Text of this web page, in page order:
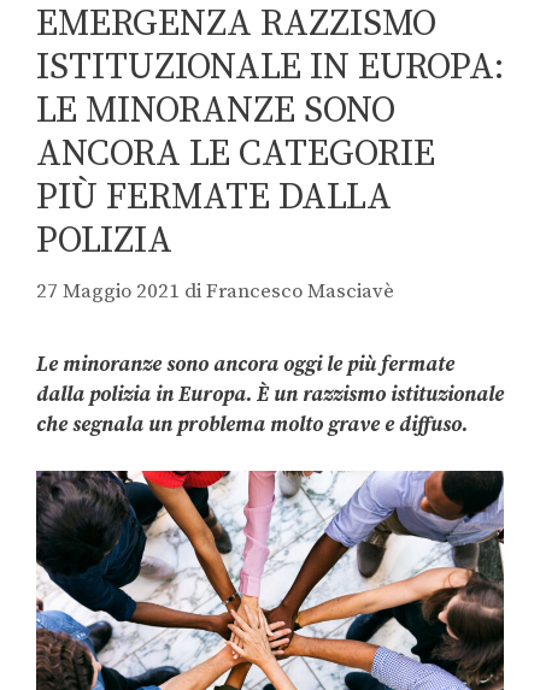
EMERGENZA RAZZISMO
ISTITUZIONALE IN EUROPA:
LE MINORANZE SONO
ANCORA LE CATEGORIE
PIÙ FERMATE DALLA
POLIZIA
27 Maggio 2021 diFrancesco Masciavè
Le minoranze sono ancora oggi le più fermate
dalla polizia in Europa. È un razzismo istituzionale
che segnala un problema molto grave e diffuso.